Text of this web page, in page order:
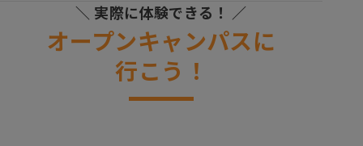
＼ 実際に体験できる！ ／
オープンキャンパスに
行こう！